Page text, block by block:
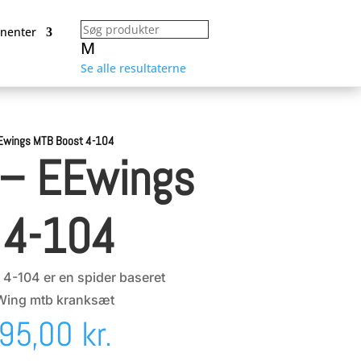
M
Se alle resultaterne
MTB Boost 4-104
EEwings
104
4-104 er en spider baseret
mtb kranksæt
kr.